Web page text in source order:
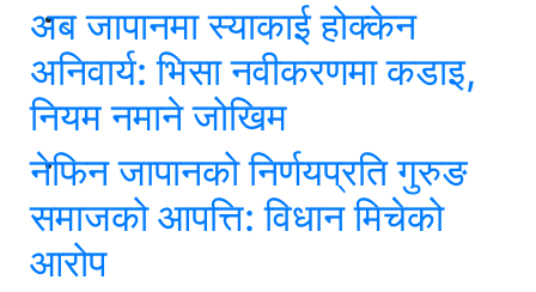
अब जापानमा स्याकाई होक्केन
अनिवार्य: भिसा नवीकरणमा कडाइ,
नियम नमाने जोखिम
नेफिन जापानको निर्णयप्रति गुरुङ
समाजको आपत्ति: विधान मिचेको
आरोप